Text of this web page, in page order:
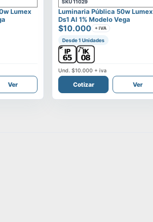
Lumex
Ver
SKU11029
Luminaria Pública 50w Lumex
Ds1 Al 1% Modelo Vega
$10.000 + IVA
Desde 1 Unidades
Und.$10.000 + iva
Cotizar Ver